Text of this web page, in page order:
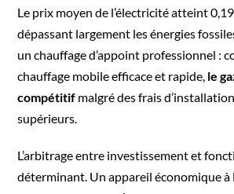
Le prix moyen de l’électricité atteint
dépassant largement les énergies
unchauffage d’appoint professionnel :
chauffage mobile efficace et rapide, le
compétitif malgré des frais
supérieurs.
L’arbitrage entre investissement et
déterminant. Un appareil économique à